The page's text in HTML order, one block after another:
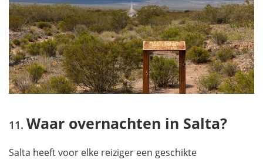
Waar overnachten in Salta?
Salta heeft voor elke reiziger een geschikte